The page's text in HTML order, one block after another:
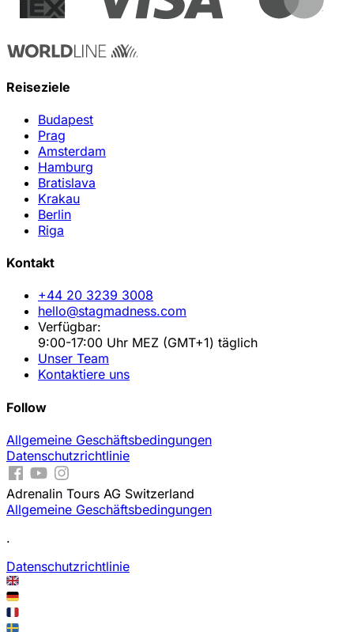
Reiseziele
Budapest
Prag
Amsterdam
Hamburg
Bratislava
Krakau
Berlin
Riga
Kontakt
+44 20 3239 3008
hello@stagmadness.com
Verfügbar:
9:00-17:00 Uhr MEZ (GMT+1) täglich
Unser Team
Kontaktiere uns
Follow
Allgemeine Geschäftsbedingungen
Datenschutzrichtlinie
Adrenalin Tours AG Switzerland
Allgemeine Geschäftsbedingungen
.
Datenschutzrichtlinie